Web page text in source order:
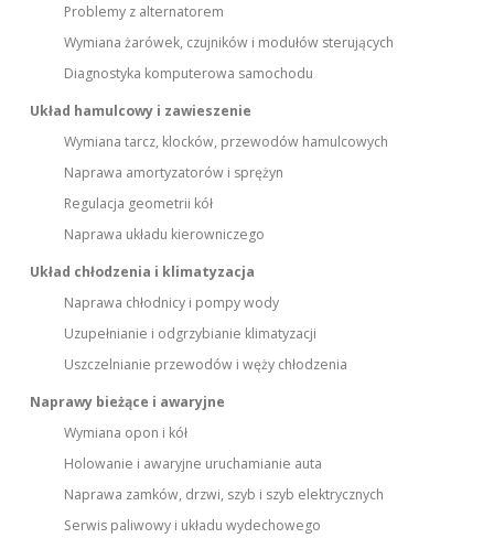
Problemy z alternatorem
Wymiana żarówek, czujników i modułów sterujących
Diagnostyka komputerowa samochodu
Układ hamulcowy i zawieszenie
Wymiana tarcz, klocków, przewodów hamulcowych
Naprawa amortyzatorów i sprężyn
Regulacja geometrii kół
Naprawa układu kierowniczego
Układ chłodzenia i klimatyzacja
Naprawa chłodnicy i pompy wody
Uzupełnianie i odgrzybianie klimatyzacji
Uszczelnianie przewodów i węży chłodzenia
Naprawy bieżące i awaryjne
Wymiana opon i kół
Holowanie i awaryjne uruchamianie auta
Naprawa zamków, drzwi, szyb i szyb elektrycznych
Serwis paliwowy i układu wydechowego